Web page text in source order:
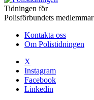
Tidningen för
Polisförbundets medlemmar
Kontakta oss
Om Polistidningen
X
Instagram
Facebook
Linkedin